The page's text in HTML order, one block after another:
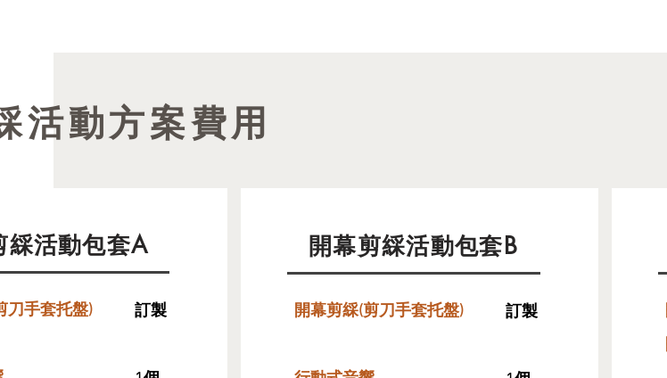
活動方案費用
綵活動包套A
刀手套托盤) 訂製
開幕剪綵活動包套B
開幕剪綵(剪刀手套托盤) 訂製